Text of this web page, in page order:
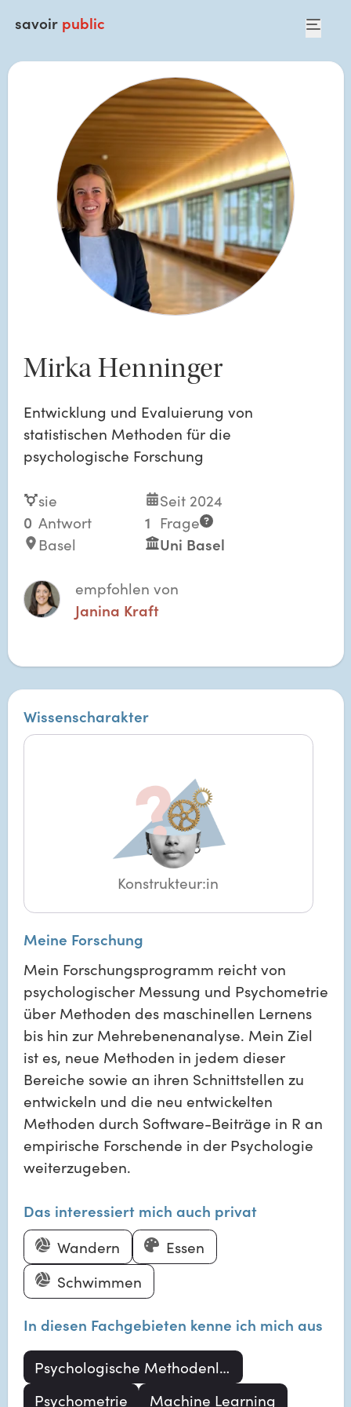
savoir public
Mirka Henninger
Entwicklung und Evaluierung von
statistischen Methoden für die
psychologische Forschung
sie
Seit 2024
0 Antwort 1 Frage
Basel
Uni Basel
empfohlen von
Janina Kraft
Wissenscharakter
Konstrukteur:in
Meine Forschung
Mein Forschungsprogramm reicht von
psychologischer Messung und Psychometrie
über Methoden des maschinellen Lernens
bis hin zur Mehrebenenanalyse. Mein Ziel
ist es, neue Methoden in jedem dieser
Bereiche sowie an ihren Schnittstellen zu
entwickeln und die neu entwickelten
Methoden durch Software-Beiträge in R an
empirische Forschende in der Psychologie
weiterzugeben.
Das interessiert mich auch privat
Wandern
Essen
Schwimmen
In diesen Fachgebieten kenne ich mich aus
Psychologische Methodenlehre
Psychometrie
Machine Learning